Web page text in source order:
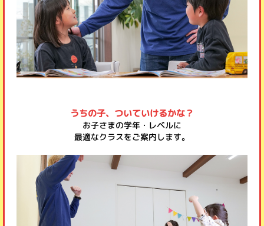
うちの子、ついていけるかな？
お子さまの学年・レベルに
最適なクラスをご案内します。